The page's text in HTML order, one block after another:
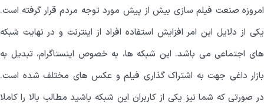
امروزه صنعت فیلم سازی بیش از پیش مورد توجه مردم قرار گرفته است.
یکی از دلایل این امر افزایش استفاده افراد از اینترنت و در نهایت شبکه
های اجتماعی می باشد. این شبکه ها، به خصوص اینستاگرام، تبدیل به
بازار داغی جهت به اشتراک گذاری فیلم و عکس های مختلف شده است.
در صورتی که شما نیز یکی از کاربران این شبکه باشید مطالب بالا را کاملا